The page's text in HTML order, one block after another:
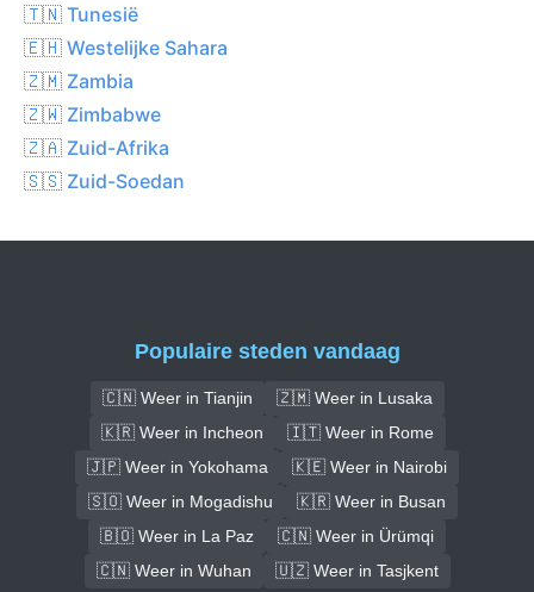
🇹🇳 Tunesië
🇪🇭 Westelijke Sahara
🇿🇲 Zambia
🇿🇼 Zimbabwe
🇿🇦 Zuid-Afrika
🇸🇸 Zuid-Soedan
Populaire steden vandaag
🇨🇳 Weer in Tianjin
🇿🇲 Weer in Lusaka
🇰🇷 Weer in Incheon
🇮🇹 Weer in Rome
🇯🇵 Weer in Yokohama
🇰🇪 Weer in Nairobi
🇸🇴 Weer in Mogadishu
🇰🇷 Weer in Busan
🇧🇴 Weer in La Paz
🇨🇳 Weer in Ürümqi
🇨🇳 Weer in Wuhan
🇺🇿 Weer in Tasjkent